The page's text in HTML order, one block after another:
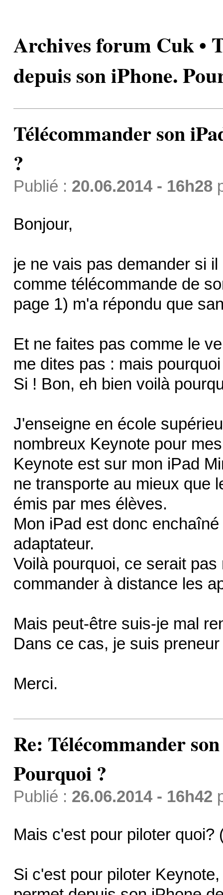
Archives forum Cuk •
depuis son iPhone.
Télécommander son
?
Publié : 20.06.2014 - 16h28
Bonjour,
je ne vais pas demander si
comme télécommande de
page 1) m'a répondu que
Et ne faites pas comme le
me dites pas : mais
Si ! Bon, eh bien voilà
J'enseigne en école
nombreux Keynote pour
Keynote est sur mon iPad
ne transporte au mieux que
émis par mes élèves.
Mon iPad est donc
adaptateur.
Voilà pourquoi, ce serait
commander à distance les
Mais peut-être suis-je mal
Dans ce cas, je suis
Merci.
Re: Télécommander
Pourquoi ?
Publié : 26.06.2014 - 16h42
Mais c'est pour piloter quoi?
Si c'est pour piloter